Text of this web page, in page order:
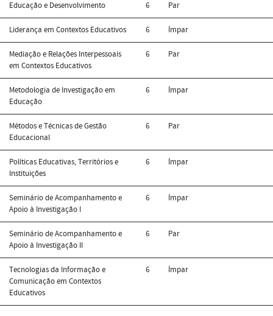
Educação e Desenvolvimento 6 Par
Liderança em Contextos Educativos 6 Ímpar
Mediação e Relações Interpessoais
em Contextos Educativos
6 Par
Metodologia de Investigação em
Educação
6 Ímpar
Métodos e Técnicas de Gestão
Educacional
6 Par
Políticas Educativas, Territórios e
Instituições
6 Ímpar
Seminário de Acompanhamento e
Apoio à Investigação I
6 Ímpar
Seminário de Acompanhamento e
Apoio à Investigação II
6 Par
Tecnologias da Informação e
Comunicação em Contextos
Educativos
6 Ímpar